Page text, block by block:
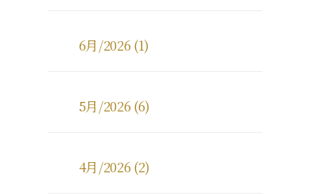
6月/2026 (1)
5月/2026 (6)
4月/2026 (2)